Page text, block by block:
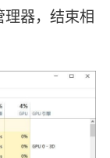
器，结束相